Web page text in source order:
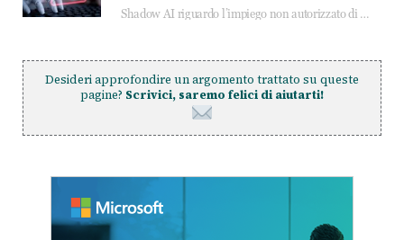
Shadow AI riguardo l’impiego non autorizzato di sistemi AI all’interno dell’azienda. E’ una pratica che si diffonde a partire dai dipendenti fino ai dirigenti e mette a repentaglio la cybersecurity, con costi più elevati per le organizzazioni. Due recenti report illustrano il fenomeno e forniscono dati in merito
Desideri approfondire un argomento trattato su queste
pagine? Scrivici, saremo felici di aiutarti!